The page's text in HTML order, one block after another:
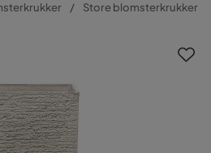
Store blomsterkrukker